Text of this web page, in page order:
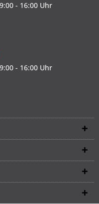
- 16:00 Uhr
- 16:00 Uhr